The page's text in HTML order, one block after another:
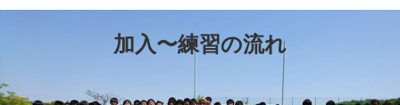
加入〜練習の流れ